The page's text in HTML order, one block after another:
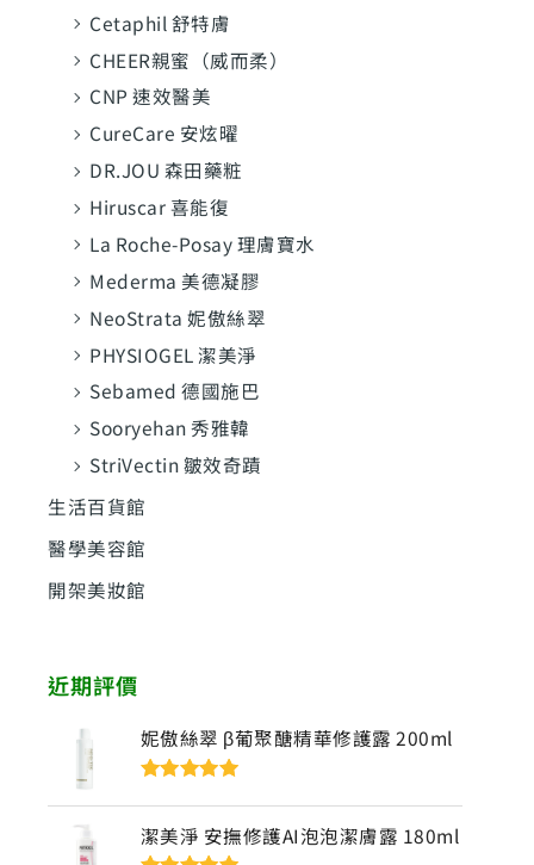
Cetaphil 舒特膚
CHEER親蜜（威而柔）
CNP 速效醫美
CureCare 安炫曜
DR.JOU 森田藥粧
Hiruscar 喜能復
La Roche-Posay 理膚寶水
Mederma 美德凝膠
NeoStrata 妮傲絲翠
PHYSIOGEL 潔美淨
Sebamed 德國施巴
Sooryehan 秀雅韓
StriVectin 皺效奇蹟
生活百貨館
醫學美容館
開架美妝館
近期評價
妮傲絲翠 β葡聚醣精華修護露 200ml
5
潔美淨 安撫修護AI泡泡潔膚露 180ml